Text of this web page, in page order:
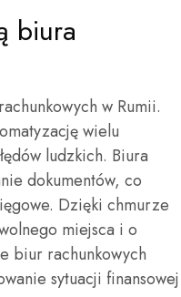
biura
w Rumii.
wielu
ludzkich. Biura
dokumentów, co
Dzięki chmurze
miejsca i o
biur rachunkowych
sytuacji finansowej